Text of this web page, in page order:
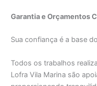
Garantia e Orçamentos
Sua confiança é a base
Todos os trabalhos
Lofra Vila Marina são